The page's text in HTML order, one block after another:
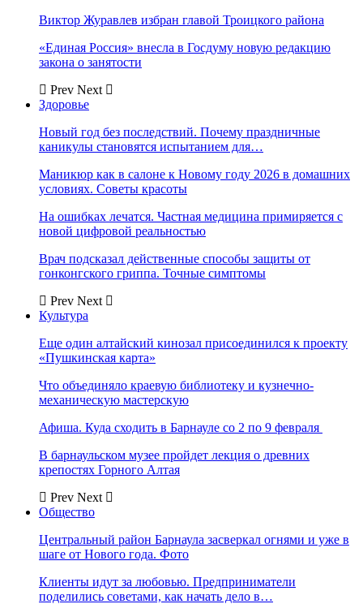
Виктор Журавлев избран главой Троицкого района
«Единая Россия» внесла в Госдуму новую редакцию
закона о занятости
Prev Next
Здоровье
Новый год без последствий. Почему праздничные
каникулы становятся испытанием для…
Маникюр как в салоне к Новому году 2026 в домашних
условиях. Советы красоты
На ошибках лечатся. Частная медицина примиряется с
новой цифровой реальностью
Врач подсказал действенные способы защиты от
гонконгского гриппа. Точные симптомы
Prev Next
Культура
Еще один алтайский кинозал присоединился к проекту
«Пушкинская карта»
Что объединяло краевую библиотеку и кузнечно-
механическую мастерскую
Афиша. Куда сходить в Барнауле со 2 по 9 февраля
В барнаульском музее пройдет лекция о древних
крепостях Горного Алтая
Prev Next
Общество
Центральный район Барнаула засверкал огнями и уже в
шаге от Нового года. Фото
Клиенты идут за любовью. Предприниматели
поделились советами, как начать дело в…